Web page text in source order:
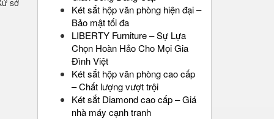
sở
Két sắt hộp văn phòng hiện đại –
Bảo mật tối đa
LIBERTY Furniture – Sự Lựa
Chọn Hoàn Hảo Cho Mọi Gia
Đình Việt
Két sắt hộp văn phòng cao cấp
– Chất lượng vượt trội
Két sắt Diamond cao cấp – Giá
nhà máy cạnh tranh